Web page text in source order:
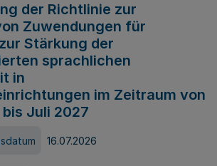
der Richtlinie zur
Zuwendungen für
Stärkung der
sprachlichen
in
im Zeitraum von
Juli 2027
16.07.2026